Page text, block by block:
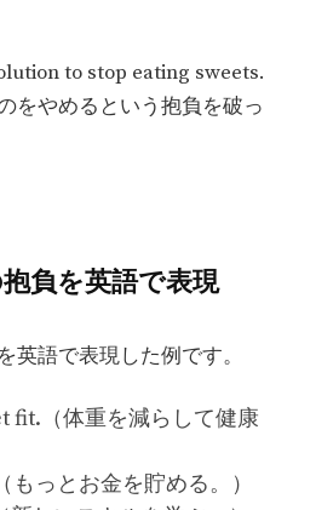
to stop eating sweets.
をやめるという抱負を破っ
負を英語で表現
英語で表現した例です。
fit.（体重を減らして健康
っとお金を貯める。）